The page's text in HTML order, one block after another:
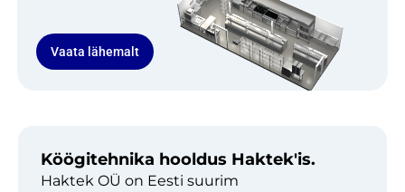
Vaata lähemalt
Köögitehnika hooldus Haktek'is.
Haktek OÜ on Eesti suurim